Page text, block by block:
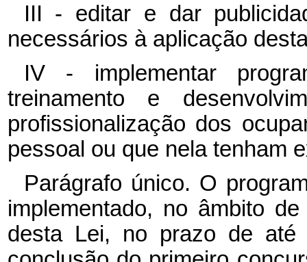
III - editar e dar
necessários à aplicação
IV - implementar
treinamento e
profissionalização dos
pessoal ou que nela tenham
Parágrafo único. O
implementado, no âmbito
desta Lei, no prazo de